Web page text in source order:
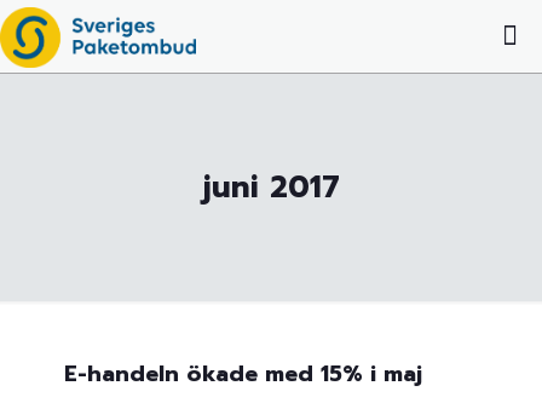
juni 2017
E-handeln ökade med 15% i maj